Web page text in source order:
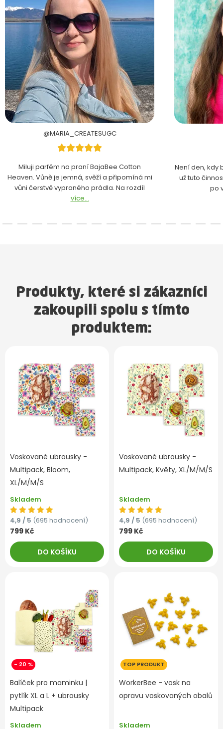
@MARIA_CREATESUGC
Miluji parfém na praní BajaBee Cotton
Heaven. Vůně je jemná, svěží a připomíná mi
vůni čerstvě vypraného prádla. Na rozdíl
více...
Není den, kdy
už tuto
po
Produkty, které si zákazníci
zakoupili spolu s tímto
produktem:
Voskované ubrousky -
Multipack, Bloom,
XL/M/M/S
Skladem
4,9 / 5 (695 hodnocení)
799 Kč
DO KOŠÍKU
Voskované ubrousky -
Multipack, Květy, XL/M/M/S
Skladem
4,9 / 5 (695 hodnocení)
799 Kč
DO KOŠÍKU
- 20 %
Balíček pro maminku |
pytlík XL a L + ubrousky
Multipack
Skladem
TOP PRODUKT
WorkerBee - vosk na
opravu voskovaných obalů
Skladem